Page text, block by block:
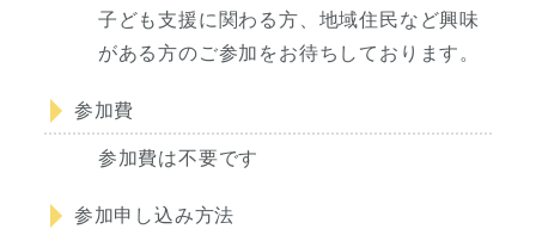
子ども支援に関わる方、地域住民など興味
がある方のご参加をお待ちしております。
参加費
参加費は不要です
参加申し込み方法